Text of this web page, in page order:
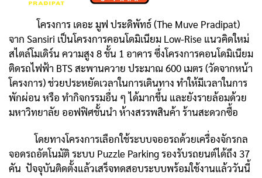
โครงการ เดอะ มูฟ ประดิพัทธ์ (The Muve Pradipat)
จาก Sansiri เป็นโครงการคอนโดมิเนียม Low-Rise แนวคิดใหม่
สไตล์โมเดิร์น ความสูง 8 ชั้น 1 อาคาร ซึ่งโครงการคอนโดมิเนียม
ติดรถไฟฟ้า BTS สะพานควาย ประมาณ 600 เมตร (วัดจากหน้า
โครงการ) ช่วยประหยัดเวลาในการเดินทาง ทำให้มีเวลาในการ
พักผ่อน หรือ ทำกิจกรรมอื่น ๆ ได้มากขึ้น และยังรายล้อมด้วย
มหาวิทยาลัย ออฟฟิศชั้นนำ ห้างสรรพสินค้า ร้านสะดวกซื้อ
โดยทางโครงการเลือกใช้ระบบจออรถด้วยเครื่องจักรกล
จอดรถอัตโนมัติ ระบบ Puzzle Parking รองรับรถยนต์ได้ถึง 37
คัน ปัจจุบันติดตั้งแล้วเสร็จทดสอบระบบพร้อมใช้งานแล้ววันนี้